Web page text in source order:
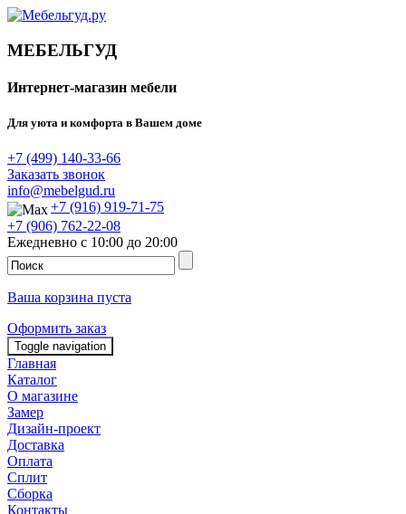
МЕБЕЛЬГУД
Интернет-магазин мебели
Для уюта и комфорта в Вашем доме
+7 (499) 140-33-66
Заказать звонок
info@mebelgud.ru
+7 (916) 919-71-75
+7 (906) 762-22-08
Ежедневно с 10:00 до 20:00
Ваша корзина пуста
Оформить заказ
Toggle navigation
Главная
Каталог
О магазине
Замер
Дизайн-проект
Доставка
Оплата
Сплит
Сборка
Контакты